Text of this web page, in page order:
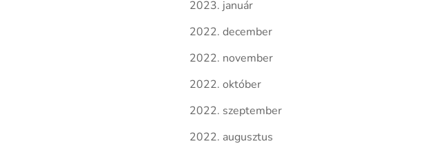
2023. január
2022. december
2022. november
2022. október
2022. szeptember
2022. augusztus